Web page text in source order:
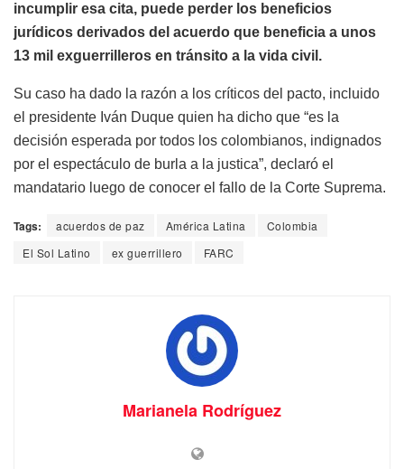
incumplir esa cita, puede perder los beneficios
jurídicos derivados del acuerdo que beneficia a unos
13 mil exguerrilleros en tránsito a la vida civil.
Su caso ha dado la razón a los críticos del pacto, incluido
el presidente Iván Duque quien ha dicho que “es la
decisión esperada por todos los colombianos, indignados
por el espectáculo de burla a la justica”, declaró el
mandatario luego de conocer el fallo de la Corte Suprema.
Tags: acuerdos de paz América Latina
Colombia
El Sol Latino
ex guerrillero FARC
Marianela Rodríguez